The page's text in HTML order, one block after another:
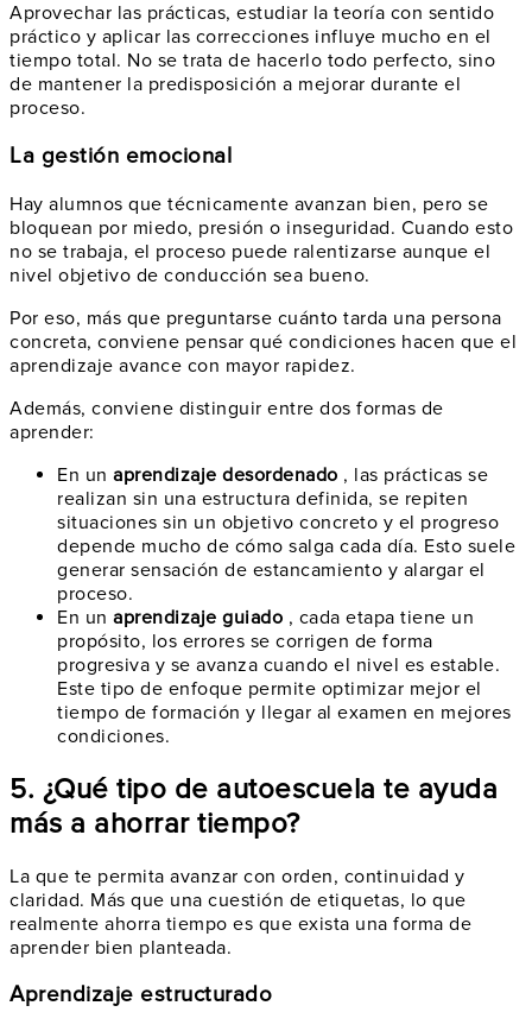
Aprovechar las prácticas, estudiar la teoría con sentido
práctico y aplicar las correcciones influye mucho en el
tiempo total. No se trata de hacerlo todo perfecto, sino
de mantener la predisposición a mejorar durante el
proceso.
La gestión emocional
Hay alumnos que técnicamente avanzan bien, pero se
bloquean por miedo, presión o inseguridad. Cuando esto
no se trabaja, el proceso puede ralentizarse aunque el
nivel objetivo de conducción sea bueno.
Por eso, más que preguntarse cuánto tarda una persona
concreta, conviene pensar qué condiciones hacen que el
aprendizaje avance con mayor rapidez.
Además, conviene distinguir entre dos formas de
aprender:
En un aprendizaje desordenado , las prácticas se
realizan sin una estructura definida, se repiten
situaciones sin un objetivo concreto y el progreso
depende mucho de cómo salga cada día. Esto suele
generar sensación de estancamiento y alargar el
proceso.
En un aprendizaje guiado , cada etapa tiene un
propósito, los errores se corrigen de forma
progresiva y se avanza cuando el nivel es estable.
Este tipo de enfoque permite optimizar mejor el
tiempo de formación y llegar al examen en mejores
condiciones.
5. ¿Qué tipo de autoescuela te ayuda
más a ahorrar tiempo?
La que te permita avanzar con orden, continuidad y
claridad. Más que una cuestión de etiquetas, lo que
realmente ahorra tiempo es que exista una forma de
aprender bien planteada.
Aprendizaje estructurado